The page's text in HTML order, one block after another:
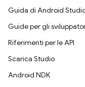
Guida di Android
Guide per gli
Riferimenti per le API
Scarica Studio
Android NDK